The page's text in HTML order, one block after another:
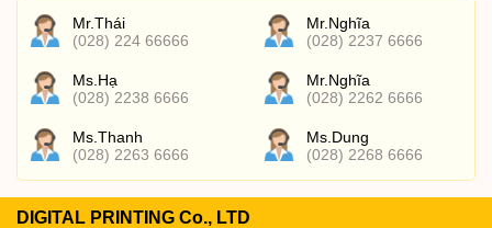
Mr.Thái
(028) 224 66666
Mr.Nghĩa
(028) 2237 6666
Ms.Hạ
(028) 2238 6666
Mr.Nghĩa
(028) 2262 6666
Ms.Thanh
(028) 2263 6666
Ms.Dung
(028) 2268 6666
DIGITAL PRINTING Co., LTD